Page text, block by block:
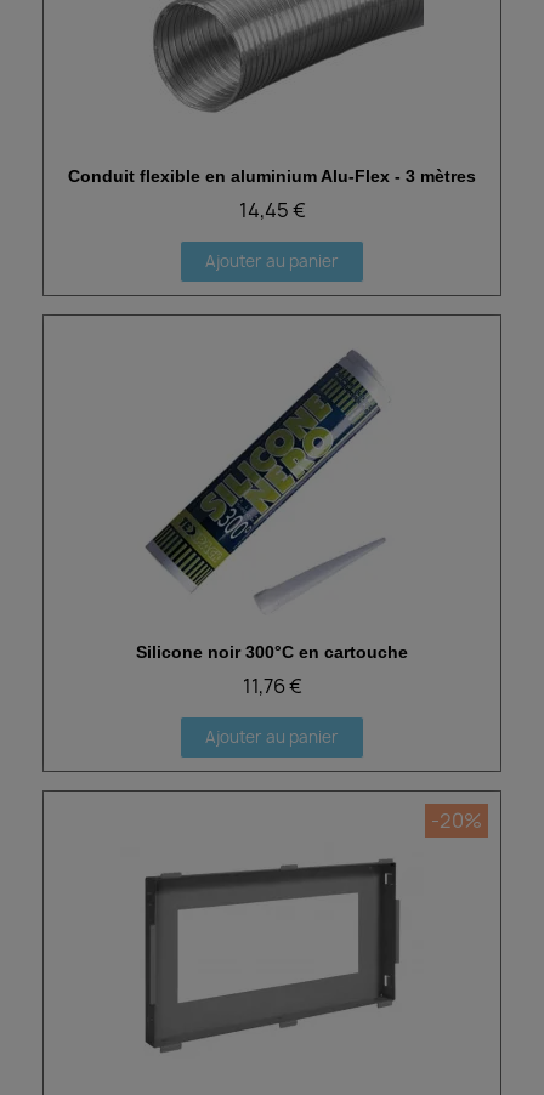
Aperçu rapide
Conduit flexible en aluminium Alu-Flex - 3 mètres
14,45 €
Ajouter au panier
Aperçu rapide
Silicone noir 300°C en cartouche
11,76 €
Ajouter au panier
-20%